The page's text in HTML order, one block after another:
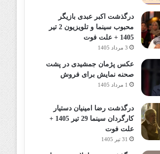
درگذشت اکبر عبدی بازیگر
محبوب سینما و تلویزیون 2 تیر
1405 + علت فوت
3 مرداد 1405
عکس پژمان جمشیدی در پشت
صحنه نمایش برای فروش
1 مرداد 1405
درگذشت رضا امینیان دستیار
کارگردان سینما 29 تیر 1405 +
علت فوت
31 تیر 1405